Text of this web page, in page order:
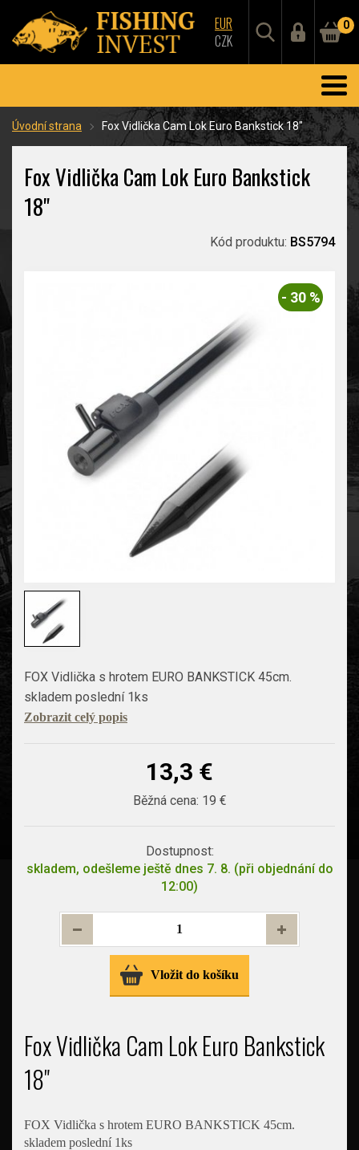
EUR
CZK
0
Úvodní strana Fox Vidlička Cam Lok Euro Bankstick 18"
Fox Vidlička Cam Lok Euro Bankstick
18"
Kód produktu: BS5794
- 30 %
FOX Vidlička s hrotem EURO BANKSTICK 45cm.
skladem poslední 1ks
Zobrazit celý popis
13,3 €
Běžná cena: 19 €
Dostupnost:
skladem, odešleme ještě dnes 7. 8. (při objednání do
12:00)
Vložit do košíku
Fox Vidlička Cam Lok Euro Bankstick
18"
FOX Vidlička s hrotem EURO BANKSTICK 45cm.
skladem poslední 1ks